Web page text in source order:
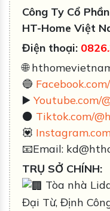
Công Ty Cổ
HT-Home Việt
Điện thoại:
🌐
🔵
▶️ Youtube.com/
⚫️ Tiktok.com/
💟
📧Email:
TRỤ SỞ CHÍNH:
Tòa nhà
Đại Từ, Định